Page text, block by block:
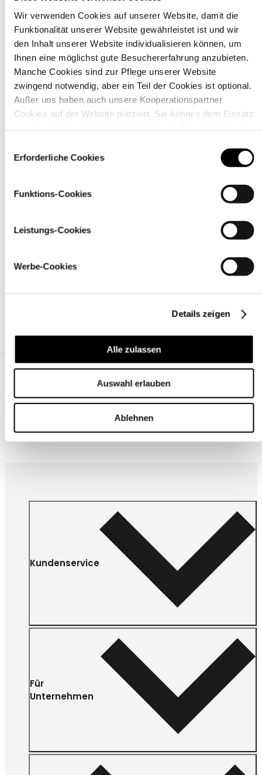
Wir verwenden Cookies auf unserer Website, damit die
Funktionalität unserer Website gewährleistet ist und wir
den Inhalt unserer Website individualisieren können, um
Ihnen eine möglichst gute Besuchererfahrung anzubieten.
Manche Cookies sind zur Pflege unserer Website
zwingend notwendig, aber ein Teil der Cookies ist optional.
Außer uns haben auch unsere Kooperationspartner
Cookies auf der Website platziert. Sie können dem Einsatz
über den Link „Cookie-Einstellungen
Erforderliche Cookies
Funktions-Cookies
Leistungs-Cookies
Werbe-Cookies
Details zeigen
Alle zulassen
Auswahl erlauben
Ablehnen
Material
Pflegehinweise
Ähnliche Produkte
Wird oft zusammen gekauft
Kundenservice
Für
Unternehmen